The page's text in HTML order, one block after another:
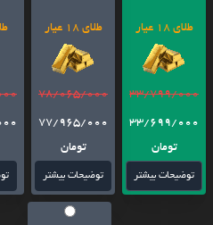
طلای 18 عیار
33/799/000
33/699/000
تومان
توضیحات بیشتر
طلای 18 عیار
78/065/000
77/965/000
تومان
توضیحات بیشتر